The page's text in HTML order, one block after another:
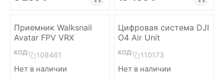
Приемник Walksnail
Avatar FPV VRX
КОД: 108461
Нет в наличии
Цифровая система DJI
O4 Air Unit
КОД: 110173
Нет в наличии